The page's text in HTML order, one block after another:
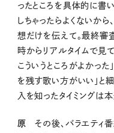
ったところを具体的に書
しちゃったらよくないから
想だけを伝えて。最終審
時からリアルタイムで見て
こういうところがよかった
を残す歌い方がいい」と
入を知ったタイミングは
原
その後、バラエティ